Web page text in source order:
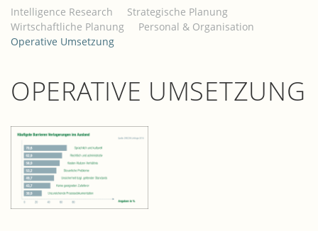
Intelligence Research
Strategische Planung
Wirtschaftliche Planung
Personal & Organisation
Operative Umsetzung
OPERATIVE UMSETZUNG